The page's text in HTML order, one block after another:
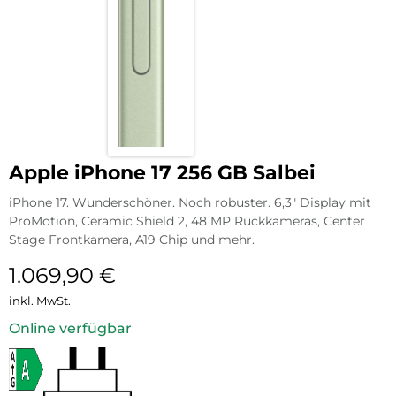
Apple iPhone 17 256 GB Salbei
iPhone 17. Wunderschöner. Noch robuster. 6,3″ Display mit
ProMotion, Ceramic Shield 2, 48 MP Rückkameras, Center
Stage Frontkamera, A19 Chip und mehr.
1.069,90 €
inkl. MwSt.
Online verfügbar